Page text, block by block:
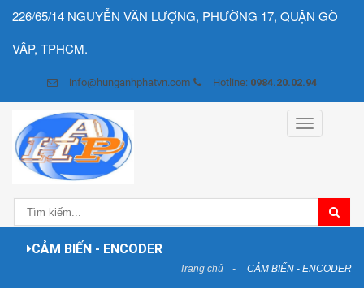
226/65/14 NGUYỄN VĂN LƯỢNG, PHƯỜNG 17, QUẬN GÒ
VÂP, TPHCM.
info@hunganhphatvn.com Hotline: 0984.20.02.94
Toggle
navigation
CẢM BIẾN - ENCODER
Trang chủ CẢM BIẾN - ENCODER